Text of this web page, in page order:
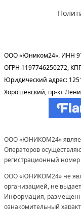
ООО «Юником24». ИНН
ОГРН 1197746250272,
Юридический адрес:
Хорошевский, пр-кт
ООО «ЮНИКОМ24»
Операторов
регистрационный номер
ООО «ЮНИКОМ24» не
организацией, не
Информация,
ознакомительный